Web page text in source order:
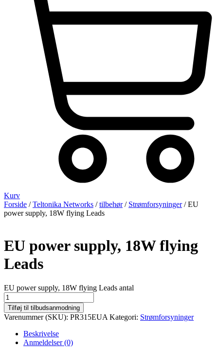
Kurv
Forside /Teltonika Networks /tilbehør/ Strømforsyninger/ EU
power supply, 18W flying Leads
EU power supply, 18W flying
Leads
EU power supply, 18W flying Leads antal
Tilføj til tilbudsanmodning
Varenummer (SKU): PR315EUA Kategori: Strømforsyninger
Beskrivelse
Anmeldelser (0)